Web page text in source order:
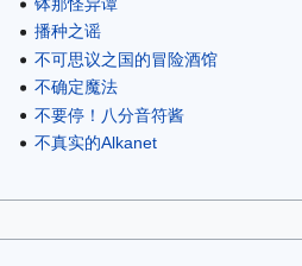
播种之谣
不可思议之国的冒险酒馆
不确定魔法
不要停！八分音符酱
不真实的Alkanet